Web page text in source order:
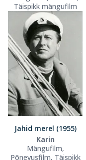
Täispikk mängufilm
Jahid merel (1955)
Karin
Mängufilm,
Põnevusfilm, Täispikk